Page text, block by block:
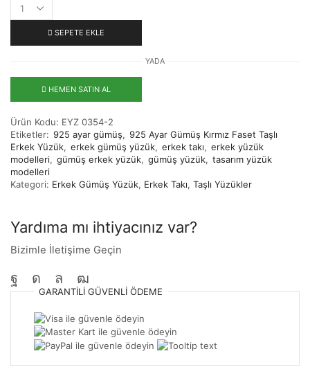
SEPETE EKLE
YADA
HEMEN SATIN AL
Ürün Kodu: EYZ 0354-2
Etiketler: 925 ayar gümüş, 925 Ayar Gümüş Kırmız Faset Taşlı
Erkek Yüzük, erkek gümüş yüzük, erkek takı, erkek yüzük
modelleri, gümüş erkek yüzük, gümüş yüzük, tasarım yüzük
modelleri
Kategori: Erkek Gümüş Yüzük, Erkek Takı, Taşlı Yüzükler
Yardıma mı ihtiyacınız var?
Bizimle İletişime Geçin
GARANTILI GÜVENLIÖDEME